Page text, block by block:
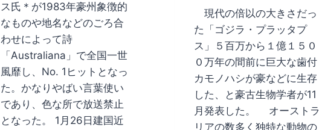
ス氏＊が1983年豪州象徴的
なものや地名などのごろ合
わせによって詩
「Australiana」で全国一世
風靡し、No. 1ヒットとなっ
た。かなりやばい言葉使い
であり、色な所で放送禁止
となった。 1月26日建国近
現代の倍以の大きさだっ
た「ゴジラ・プラッタプ
ス」５百万から１億１５０
０万年の間前に巨大な歯付
カモノハシが豪などに生存
した、と豪古生物学者が11
月発表した。 オーストラ
リアの数多く独特な動物の